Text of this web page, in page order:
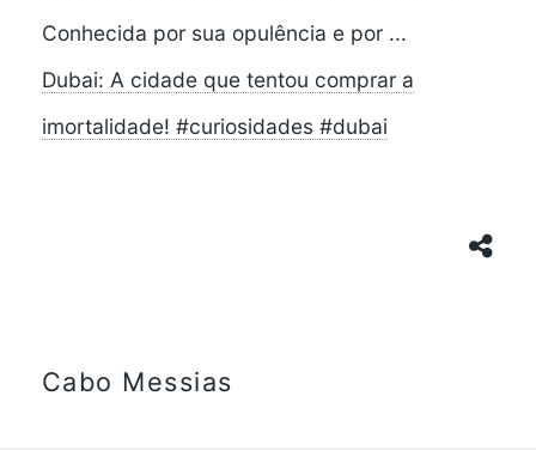
Conhecida por sua opulência e por ...
Dubai: A cidade que tentou comprar a
imortalidade! #curiosidades #dubai
Cabo Messias